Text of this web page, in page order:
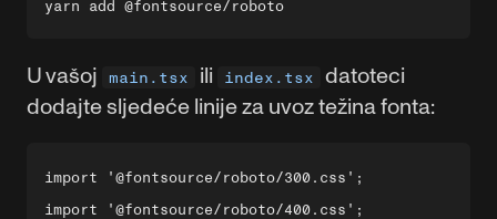
U vašoj main.tsx ili index.tsx
datoteci
dodajte sljedeće linije za uvoz težina fonta:
import '@fontsource/roboto/300.css';
import '@fontsource/roboto/400.css';